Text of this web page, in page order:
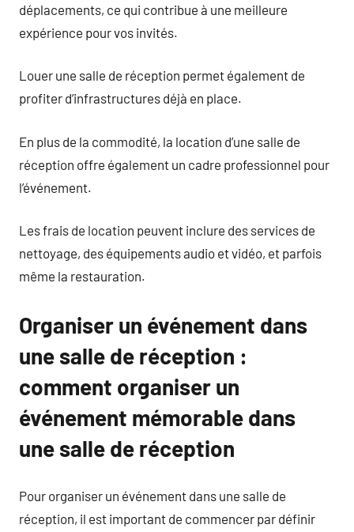
déplacements, ce qui contribue à une meilleure
expérience pour vos invités.
Louer une salle de réception permet également de
profiter d’infrastructures déjà en place.
En plus de la commodité, la location d’une salle de
réception offre également un cadre professionnel pour
l’événement.
Les frais de location peuvent inclure des services de
nettoyage, des équipements audio et vidéo, et parfois
même la restauration.
Organiser un événement dans
une salle de réception :
comment organiser un
événement mémorable dans
une salle de réception
Pour organiser un événement dans une salle de
réception, il est important de commencer par définir